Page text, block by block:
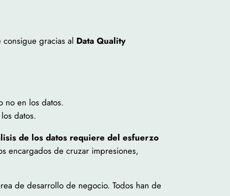
gracias al Data Quality
no en los datos.
datos.
de los datos requiere del esfuerzo
encargados de cruzar impresiones,
de desarrollo de negocio. Todos han de